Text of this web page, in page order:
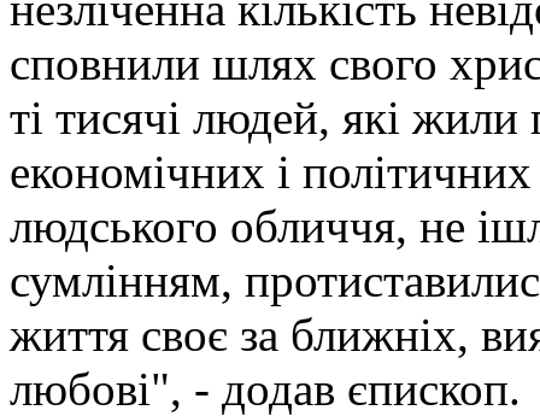
сповнили шлях свого
ті тисячі людей, які
економічних і
людського обличчя, не
сумлінням,
життя своє за ближніх,
любові", - додав єпископ.